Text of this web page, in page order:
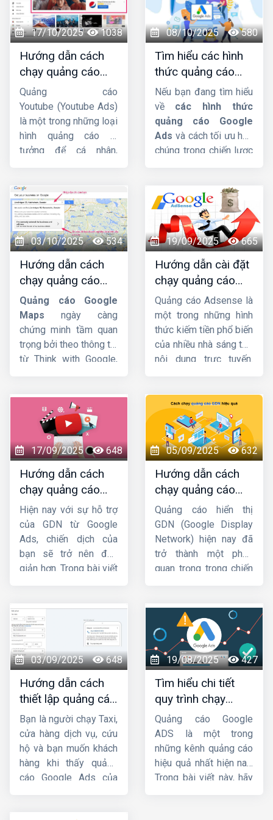
bài viết này,Công ty
HIGsẽ phân tích chi
tiết hơn về dịch vụ này
nhá.
17/10/2025 1038
Hướng dẫn cách
chạy quảng cáo
Youtube Ads hiệu
quả từ chuyên gia
Quảng cáo
Youtube (Youtube Ads)
là một trong những loại
hình quảng cáo lý
tưởng để cá nhân,
phát triển thương hiệu,
quảng bá sản phẩm,
dịch vụ đến nhiều
người dùng hơn. Trong
bài viết này,Công ty
HIGsẽ hướng dẫn
cách chạy quảng cáo
Youtubu Ads
chi tiết
từ A-Z. Cùng đón xem
ngay sau đây nhé !
08/10/2025 580
Tìm hiểu các hình
thức quảng cáo
google ads hiện
nay
Nếu bạn đang tìm hiểu
về các hình thức
quảng cáo Google
Ads và cách tối ưu hóa
chúng trong chiến lược
sẽ giúp bạn có cái nhìn
tổng quan và chi tiết
nhất.
03/10/2025
534
Hướng dẫn cách
chạy quảng cáo
google maps chi
tiết từ A-Z
Quảng cáo Google
Maps ngày càng
chứng minh tầm quan
trọng bởi theo thông tin
từ Think with Google,
vòng 24h kể từ khi họ
tìm kiếm trên Google
Maps. Vì vậy, nếu
muốn thu hút khách
hàng, doanh nghiệp
không nên bỏ qua công
cụ này. Hãy cùngCông
ty HIGkhám phá chi
tiết về cách thiết lập
quảng cáo trên
Google Mapsnhé.
19/09/2025 665
Hướng dẫn cài đặt
chạy quảng cáo
google adsense
chi tiết từ A-Z
Quảng cáo Adsense là
một trong những hình
thức kiếm tiền phổ biến
của nhiều nhà sáng tạo
nội dung trực tuyến.
Google Adsensesao
cho hợp lý thì không
phải ai cũng biết. Vì
thế, trong bài viết hôm
nayHIGsẽ giới thiệu
đến bạn cách đặt
quảng cáo Google
Adsense trên Website
sao cho nhanh chóng
và dễ dàng nhất!
17/09/2025 648
Hướng dẫn cách
chạy quảng cáo
GDN trên YouTube
mới nhất
Hiện nay với sự hỗ trợ
của GDN từ Google
Ads, chiến dịch của
bạn sẽ trở nên đơn
giản hơn. Trong bài viết
cách chạy quảng cáo
GDN trên
YouTube
hiệu quả nhé
!
05/09/2025 632
Hướng dẫn cách
chạy quảng cáo
GDN hiệu quả, bứt
phá doanh thu
Quảng cáo hiển thị
GDN (Google Display
Network) hiện nay đã
trở thành một phần
quan trọng trong chiến
Trong bài viết này,HIG
sẽ hướng dẫn cách
chạyquảng cáo GDN
hiệu quả. Mời các bạn
cùng theo dõi.
03/09/2025 648
Hướng dẫn cách
thiết lập quảng cáo
cuộc gọi Google
Ads chi tiết từ A-Z
Bạn là người chạy Taxi,
cửa hàng dịch vụ, cứu
hộ và bạn muốn khách
hàng khi thấy quảng
cáo Google Ads của
19/08/2025 427
Tìm hiểu chi tiết
quy trình chạy
quảng cáo google
ads
Quảng cáo Google
ADS là một trong
những kênh quảng cáo
hiệu quả nhất hiện nay.
Trong bài viết này, hãy